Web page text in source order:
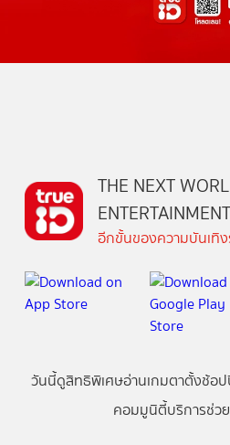
THE NEXT
ENTERTAINMENT
อีกขั้นของความบันเทิ
วันนี้ดูสิทธิพิเศษอ่านเกมตาตั้งช้อ
คอมมูนิตี้บริการช่ว